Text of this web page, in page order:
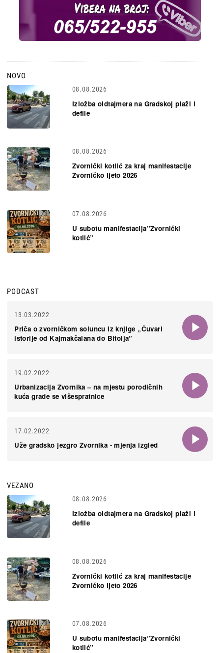
NOVO
08.08.2026
Izložba oldtajmera na Gradskoj plaži i
defile
08.08.2026
Zvornički kotlić za kraj manifestacije
Zvorničko ljeto 2026
07.08.2026
U subotu manifestacija”Zvornički
kotlić”
PODCAST
13.03.2022
Priča o zvorničkom soluncu iz knjige „Čuvari
istorije od Kajmakčalana do Bitolja”
19.02.2022
Urbanizacija Zvornika – na mjestu porodičnih
kuća grade se višespratnice
17.02.2022
Uže gradsko jezgro Zvornika - mjenja izgled
VEZANO
08.08.2026
Izložba oldtajmera na Gradskoj plaži i
defile
08.08.2026
Zvornički kotlić za kraj manifestacije
Zvorničko ljeto 2026
07.08.2026
U subotu manifestacija”Zvornički
kotlić”